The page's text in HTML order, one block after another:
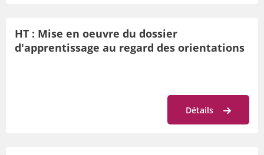
HT : Mise en oeuvre du dossier
d'apprentissage au regard des orientations
Détails